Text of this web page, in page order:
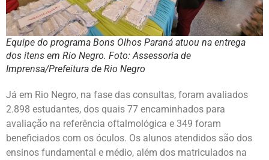
Equipe do programa Bons Olhos Paraná atuou na entrega
dos itens em Rio Negro. Foto: Assessoria de
Imprensa/Prefeitura de Rio Negro
Já em Rio Negro, na fase das consultas, foram avaliados
2.898 estudantes, dos quais 77 encaminhados para
avaliação na referência oftalmológica e 349 foram
beneficiados com os óculos. Os alunos atendidos são dos
ensinos fundamental e médio, além dos matriculados na